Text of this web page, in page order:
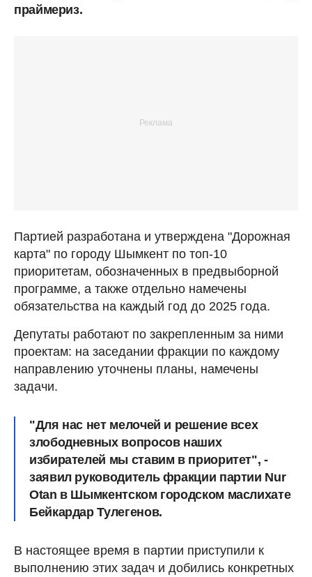
праймериз.
Партией разработана и утверждена "Дорожная
карта" по городу Шымкент по топ-10
приоритетам, обозначенных в предвыборной
программе, а также отдельно намечены
обязательства на каждый год до 2025 года.
Депутаты работают по закрепленным за ними
проектам: на заседании фракции по каждому
направлению уточнены планы, намечены
задачи.
"Для нас нет мелочей и решение всех
злободневных вопросов наших
избирателей мы ставим в приоритет", -
заявил руководитель фракции партии Nur
Otan в Шымкентском городском маслихате
Бейкардар Тулегенов.
В настоящее время в партии приступили к
выполнению этих задач и добились конкретных